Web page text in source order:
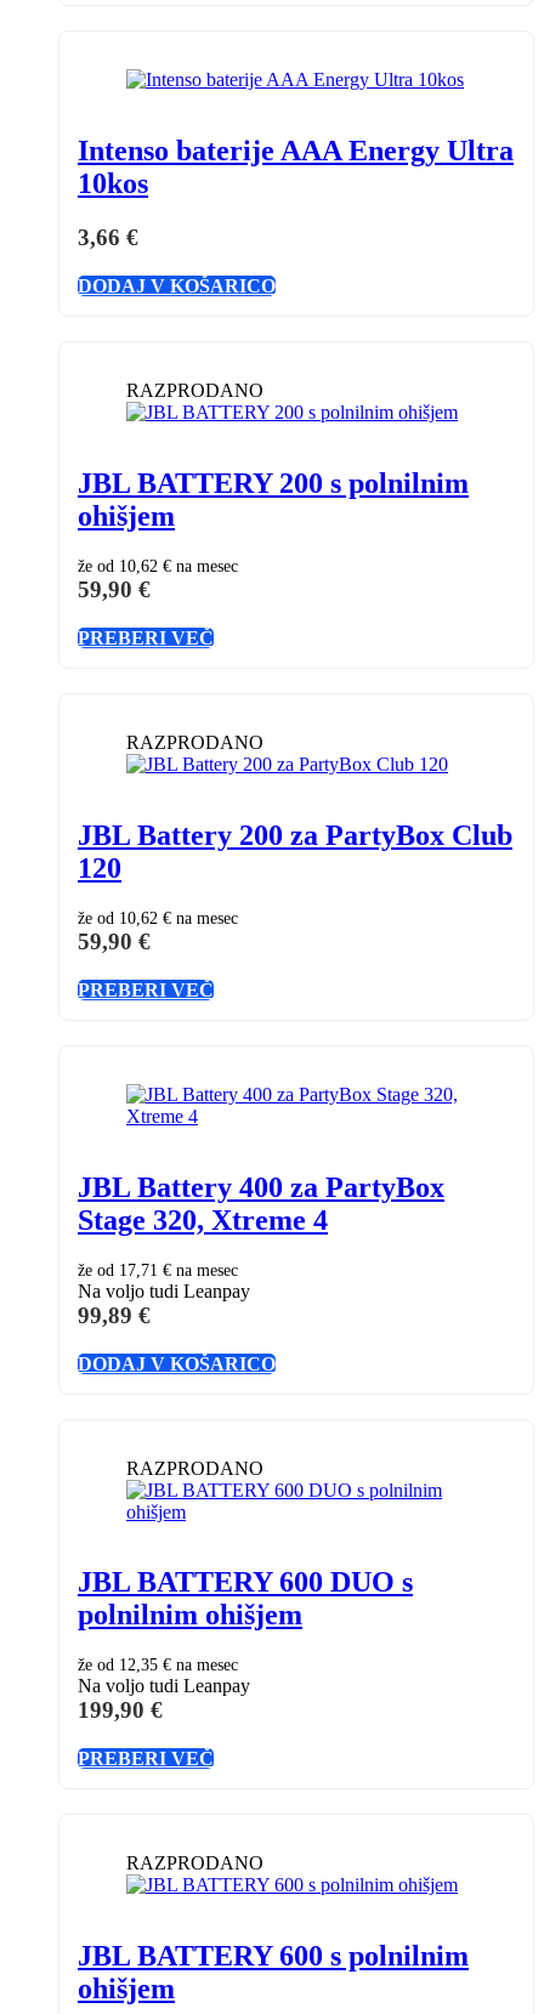
Intenso baterije AAA Energy Ultra
10kos
3,66 €
DODAJ V KOŠARICO
RAZPRODANO
JBL BATTERY 200 s polnilnim
ohišjem
že od 10,62 € na mesec
59,90 €
PREBERI VEČ
RAZPRODANO
JBL Battery 200 za PartyBox Club
120
že od 10,62 € na mesec
59,90 €
PREBERI VEČ
JBL Battery 400 za PartyBox
Stage 320, Xtreme 4
že od 17,71 € na mesec
Na voljo tudi Leanpay
99,89 €
DODAJ V KOŠARICO
RAZPRODANO
JBL BATTERY 600 DUO s
polnilnim ohišjem
že od 12,35 € na mesec
Na voljo tudi Leanpay
199,90 €
PREBERI VEČ
RAZPRODANO
JBL BATTERY 600 s polnilnim
ohišjem